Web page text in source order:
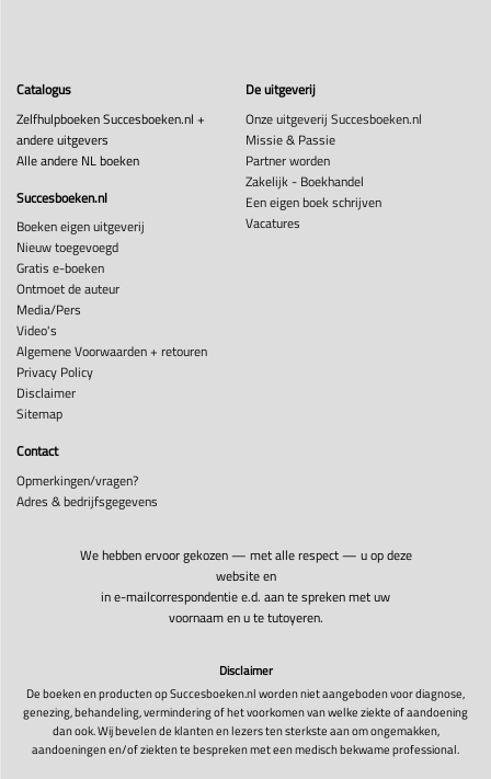
Catalogus
Zelfhulpboeken Succesboeken.nl +
andere uitgevers
Alle andere NL boeken
Succesboeken.nl
Boeken eigen uitgeverij
Nieuw toegevoegd
Gratis e-boeken
Ontmoet de auteur
Media/Pers
Video's
Algemene Voorwaarden + retouren
Privacy Policy
Disclaimer
Sitemap
De uitgeverij
Onze uitgeverij Succesboeken.nl
Missie & Passie
Partner worden
Zakelijk - Boekhandel
Een eigen boek schrijven
Vacatures
Contact
Opmerkingen/vragen?
Adres & bedrijfsgegevens
We hebben ervoor gekozen — met alle respect — u op deze
website en
in e-mailcorrespondentie e.d. aan te spreken met uw
voornaam en u te tutoyeren.
Disclaimer
De boeken en producten op Succesboeken.nl worden niet aangeboden voor diagnose,
genezing, behandeling, vermindering of het voorkomen van welke ziekte of aandoening
dan ook. Wij bevelen de klanten en lezers ten sterkste aan om ongemakken,
aandoeningen en/of ziekten te bespreken met een medisch bekwame professional.